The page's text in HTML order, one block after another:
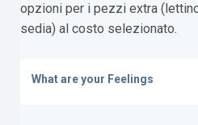
opzioni per i pezzi extra
sedia) al costo selezionato.
What are your Feelings